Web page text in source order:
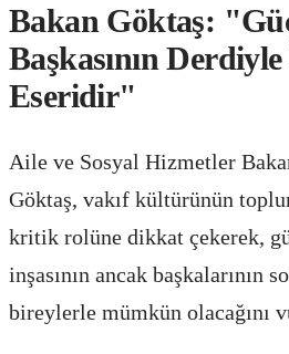
Bakan Göktaş:
Başkasının
Eseridir"
Aile ve Sosyal Hizmetler
Göktaş, vakıf kültürünün
kritik rolüne dikkat çekerek,
inşasının ancak başkalarının
bireylerle mümkün olacağını